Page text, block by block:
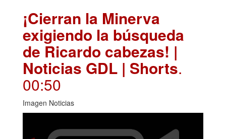
¡Cierran la Minerva
exigiendo la búsqueda
de Ricardo cabezas! |
Noticias GDL | Shorts.
00:50
Imagen Noticias